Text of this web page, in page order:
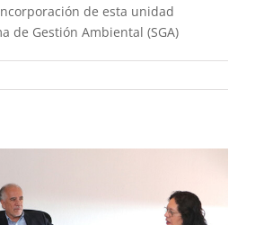
de esta unidad
de Gestión Ambiental (SGA)
UAEM en la gestión